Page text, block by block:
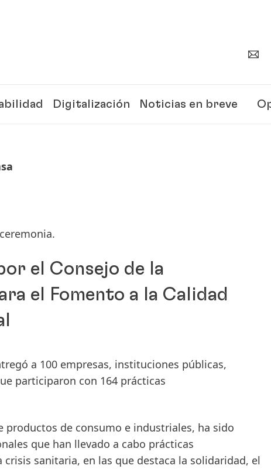
Digitalización Noticias en breve
el Consejo de la
el Fomento a la Calidad
a 100 empresas, instituciones públicas,
participaron con 164 prácticas
productos de consumo e industriales, ha sido
que han llevado a cabo prácticas
sanitaria, en las que destaca la solidaridad, el